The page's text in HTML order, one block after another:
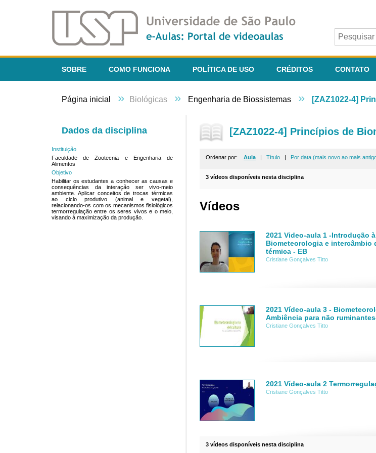
SOBRE COMO FUNCIONA POLÍTICA DE USO CRÉDITOS CONTATO
Página inicial » Biológicas » Engenharia de Biossistemas » [ZAZ1022-4]
Dados da disciplina
Instituição
Faculdade de Zootecnia e Engenharia de
Alimentos
Objetivo
Habilitar os estudantes a conhecer as causas e
consequências da interação ser vivo-meio
ambiente. Aplicar conceitos de trocas térmicas
ao ciclo produtivo (animal e vegetal),
relacionando-os com os mecanismos fisiológicos
termorregulação entre os seres vivos e o meio,
visando à maximização da produção.
[ZAZ1022-4] Princípios de
Ordenar por: Aula | Título | Por data (mais novo ao mais
3 vídeos disponíveis nesta disciplina
Vídeos
2021 Video-aula 1 -Introdução à
Biometeorologia e intercâmbio
térmica - EB
Cristiane Gonçalves Titto
2021 Vídeo-aula 3 -
Ambiência para não
Cristiane Gonçalves Titto
2021 Vídeo-aula 2
Cristiane Gonçalves Titto
3 vídeos disponíveis nesta disciplina